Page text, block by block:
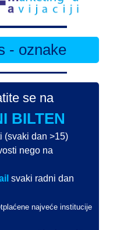
- oznake
se na
BILTEN
(svaki dan >15)
nego na
svaki radni dan
najveće institucije